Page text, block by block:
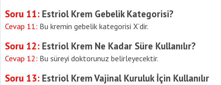
Soru 11: Estriol Krem Gebelik Kategorisi?
Cevap 11: Bu kremin gebelik kategorisi X’dir.
Soru 12: Estriol Krem Ne Kadar Süre Kullanılır?
Cevap 12: Bu süreyi doktorunuz belirleyecektir.
Soru 13: Estriol Krem Vajinal Kuruluk İçin Kullanılır